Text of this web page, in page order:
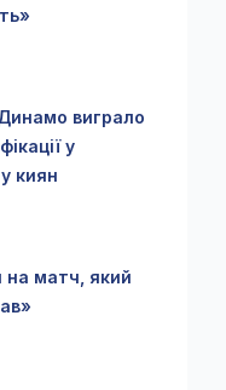
виграло
у
киян
на матч, який